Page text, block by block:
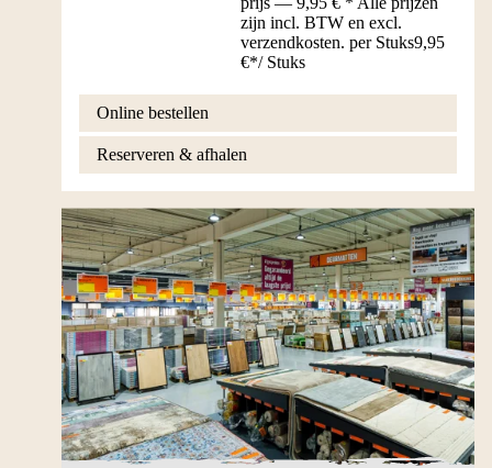
zijn incl. BTW en excl.
verzendkosten. per Stuks9,95
€*/ Stuks
Online bestellen
Reserveren & afhalen